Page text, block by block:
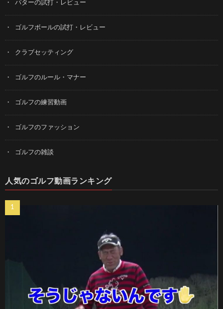
パターの試打・レビュー
ゴルフボールの試打・レビュー
クラブセッティング
ゴルフのルール・マナー
ゴルフの練習動画
ゴルフのファッション
ゴルフの雑談
人気のゴルフ動画ランキング